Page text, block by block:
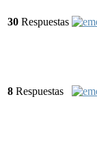
30 Respuestas
8 Respuestas